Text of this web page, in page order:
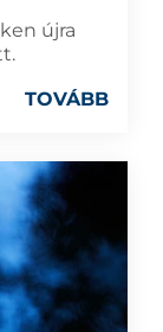
újra
TOVÁBB